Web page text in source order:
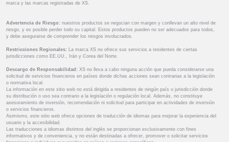
marca y las marcas registradas de XS.
Advertencia de Riesgo: nuestros productos se negocian con margen y conllevan un alto nivel de
riesgo, y es posible perder todo su capital. Estos productos pueden no ser adecuados para todos,
y debe asegurarse de comprender los riesgos involucrados.
Restricciones Regionales: La marca XS no ofrece sus servicios a residentes de ciertas
jurisdicciones como EE.UU., Irán y Corea del Norte.
Descargo de Responsabilidad: XS no lleva a cabo ninguna acción que pueda considerarse una
solicitud de servicios financieros en países donde dichas acciones sean contrarias a la legislación
o normativa local.
La información en este sitio web no está dirigida a residentes de ningún país o jurisdicción donde
su distribución o uso sea contrario a la legislación o regulación local. Además, no constituye
asesoramiento de inversión, recomendación ni solicitud para participar en actividades de inversión
o servicios financieros.
Asimismo, este sitio web ofrece opciones de traducción de idiomas para mejorar la experiencia del
usuario y la accesibilidad.
Las traducciones a idiomas distintos del inglés se proporcionan exclusivamente con fines
informativos y de conveniencia, y no están destinadas a ofrecer, promover o solicitar servicios